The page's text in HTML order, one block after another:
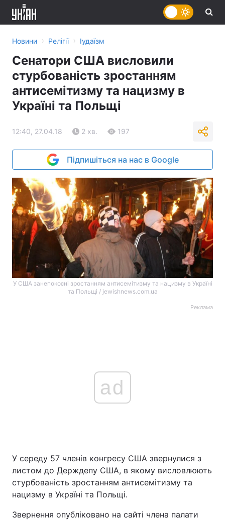
Головна Війна
Україна Політика
Новини › Релігії › Іудаїзм
Сенатори США висловили
стурбованість зростанням
антисемітизму та нацизму в
Україні та Польщі
12:40, 27.04.18 2 хв. 197
Підпишіться на нас в Google
У США занепокоєні зростанням антисемітизму та нацизму в Україні
та Польщі / jewishnews.com.ua
Реклама
ad
У середу 57 членів конгресу США звернулися з
листом до Держдепу США, в якому висловлюють
стурбованість зростанням антисемітизму та
нацизму в Україні та Польщі.
Звернення опубліковано на сайті члена палати